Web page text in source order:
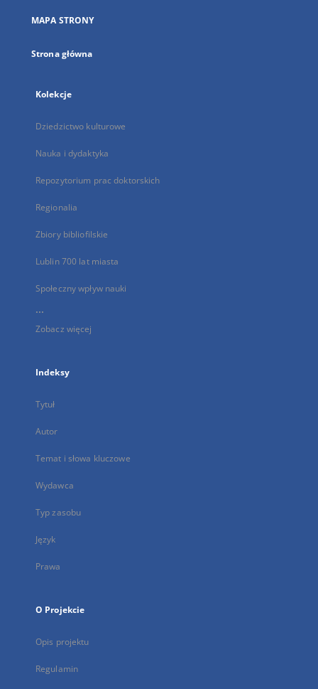
karcie
MAPA STRONY
Strona główna
Kolekcje
Dziedzictwo kulturowe
Nauka i dydaktyka
Repozytorium prac doktorskich
Regionalia
Zbiory bibliofilskie
Lublin 700 lat miasta
Społeczny wpływ nauki
...
Zobacz więcej
Indeksy
Tytuł
Autor
Temat i słowa kluczowe
Wydawca
Typ zasobu
Język
Prawa
O Projekcie
Opis projektu
Regulamin